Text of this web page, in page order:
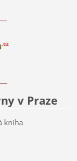
v Praze
kniha